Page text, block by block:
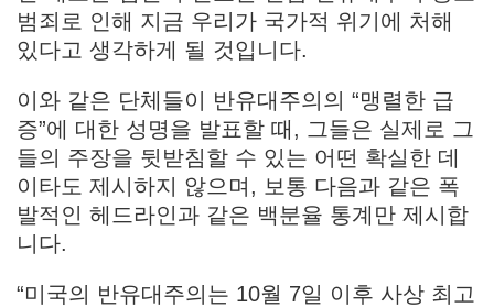
범죄로 인해 지금 우리가 국가적 위기에 처해
있다고 생각하게 될 것입니다.
이와 같은 단체들이 반유대주의의 “맹렬한 급
증”에 대한 성명을 발표할 때, 그들은 실제로 그
들의 주장을 뒷받침할 수 있는 어떤 확실한 데
이타도 제시하지 않으며, 보통 다음과 같은 폭
발적인 헤드라인과 같은 백분율 통계만 제시합
니다.
“미국의 반유대주의는 10월 7일 이후 사상 최고